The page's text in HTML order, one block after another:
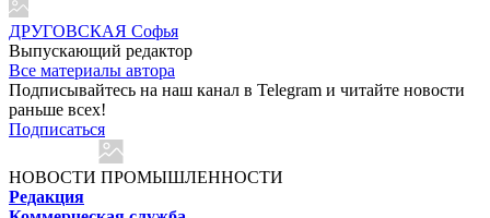
ДРУГОВСКАЯ Софья
Выпускающий редактор
Все материалы автора
Подписывайтесь на наш канал в Telegram и читайте новости
раньше всех!
Подписаться
НОВОСТИ ПРОМЫШЛЕННОСТИ
Редакция